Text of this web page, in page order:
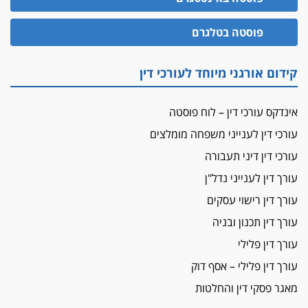
הזכות לטנף
זוכה עורך-דין שהשווה את ברק לסינוואר ואת
מאסר לעורך הדין
פיקטיביות בשם פלסטינים
על המידתיות
ביה"ד המשמעתי ביטל השעיה לצמיתות של
עורכת-דין שהביעה שמחה ב-7 באוקטובר
אשם
עו"ד הלל בבייב הורשע בהונאת עשרות לקוחות,
ההסדר: 7-9 שנות מאסר
דין ומקרקעין
עורך דין ברמת השרון נחקר בחשד למרמה בעסקת
פוסטה בטלגרם
קידום אורגני מיוחד לעורכי דין
אינדקס עורכי דין – לוח פוסטה
עורכי דין לענייני משפחה מומלצים
עורכי דין דיני תעבורה
עורך דין לענייני נדל"ן
עורך דין רישוי עסקים
עורך דין תכנון ובניה
עורך דין פלילי
עורך דין פלילי – אסף דוק
מאגר פסקי דין והחלטות